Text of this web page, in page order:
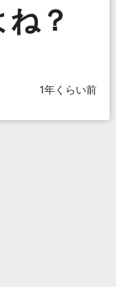
？
1年くらい前